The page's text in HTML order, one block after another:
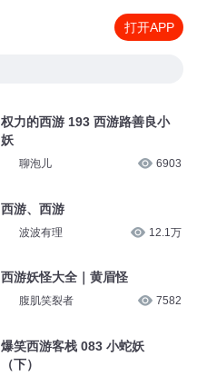
打开APP
权力的西游 193 西游路善良小
妖
聊泡儿 6903
西游、西游
波波有理 12.1万
西游妖怪大全｜黄眉怪
腹肌笑裂者 7582
爆笑西游客栈 083 小蛇妖
（下）